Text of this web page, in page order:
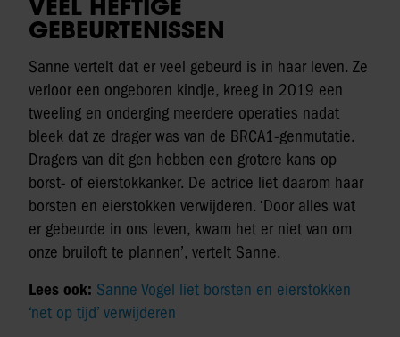
VEEL HEFTIGE
GEBEURTENISSEN
Sanne vertelt dat er veel gebeurd is in haar leven. Ze
verloor een ongeboren kindje, kreeg in 2019 een
tweeling en onderging meerdere operaties nadat
bleek dat ze drager was van de BRCA1-genmutatie.
Dragers van dit gen hebben een grotere kans op
borst- of eierstokkanker. De actrice liet daarom haar
borsten en eierstokken verwijderen. ‘Door alles wat
er gebeurde in ons leven, kwam het er niet van om
onze bruiloft te plannen’, vertelt Sanne.
Lees ook: Sanne Vogel liet borsten en eierstokken
‘net op tijd’ verwijderen